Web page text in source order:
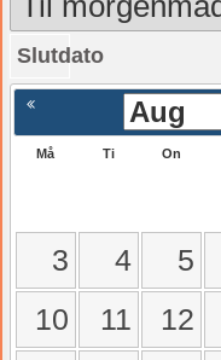
Slutdato
Må Ti On
3
4 5
10
11 12